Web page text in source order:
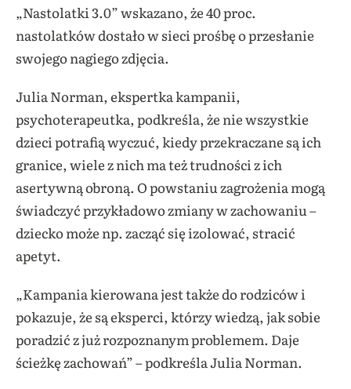
„Nastolatki 3.0” wskazano, że 40 proc.
nastolatków dostało w sieci prośbę o przesłanie
swojego nagiego zdjęcia.
Julia Norman, ekspertka kampanii,
psychoterapeutka, podkreśla, że nie wszystkie
dzieci potrafią wyczuć, kiedy przekraczane są ich
granice, wiele z nich ma też trudności z ich
asertywną obroną. O powstaniu zagrożenia mogą
świadczyć przykładowo zmiany w zachowaniu –
dziecko może np. zacząć się izolować, stracić
apetyt.
„Kampania kierowana jest także do rodziców i
pokazuje, że są eksperci, którzy wiedzą, jak sobie
poradzić z już rozpoznanym problemem. Daje
ścieżkę zachowań” – podkreśla Julia Norman.